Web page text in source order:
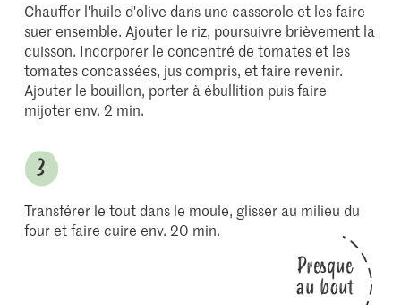
Chauffer l'huile d'olive dans une casserole et les faire
suer ensemble. Ajouter le riz, poursuivre brièvement la
cuisson. Incorporer le concentré de tomates et les
tomates concassées, jus compris, et faire revenir.
Ajouter le bouillon, porter à ébullition puis faire
mijoter env. 2 min.
Transférer le tout dans le moule, glisser au milieu du
four et faire cuire env. 20 min.
Presque
au bout